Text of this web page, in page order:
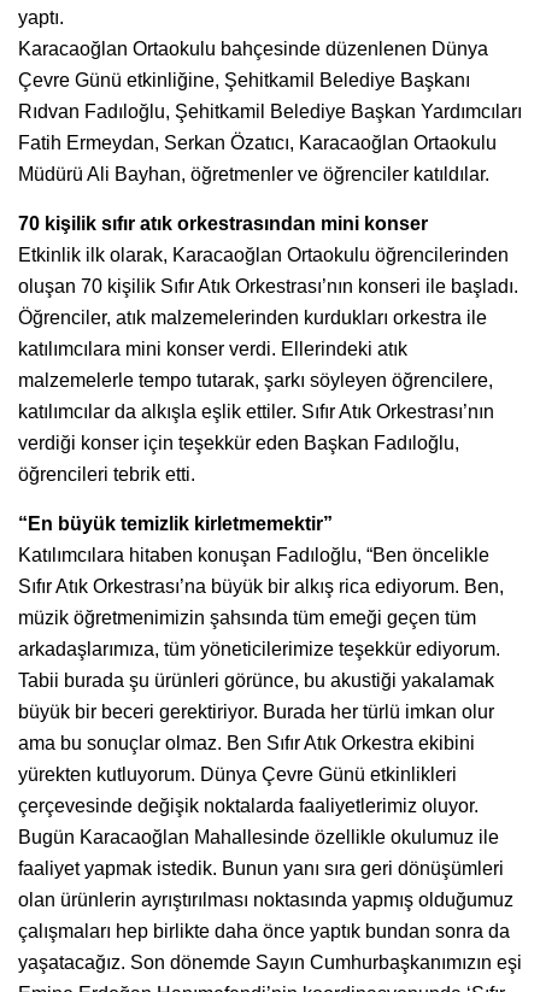
yaptı.
Karacaoğlan Ortaokulu bahçesinde düzenlenen Dünya
Çevre Günü etkinliğine, Şehitkamil Belediye Başkanı
Rıdvan Fadıloğlu, Şehitkamil Belediye Başkan Yardımcıları
Fatih Ermeydan, Serkan Özatıcı, Karacaoğlan Ortaokulu
Müdürü Ali Bayhan, öğretmenler ve öğrenciler katıldılar.
70 kişilik sıfır atık orkestrasından mini konser
Etkinlik ilk olarak, Karacaoğlan Ortaokulu öğrencilerinden
oluşan 70 kişilik Sıfır Atık Orkestrası’nın konseri ile başladı.
Öğrenciler, atık malzemelerinden kurdukları orkestra ile
katılımcılara mini konser verdi. Ellerindeki atık
malzemelerle tempo tutarak, şarkı söyleyen öğrencilere,
katılımcılar da alkışla eşlik ettiler. Sıfır Atık Orkestrası’nın
verdiği konser için teşekkür eden Başkan Fadıloğlu,
öğrencileri tebrik etti.
“En büyük temizlik kirletmemektir”
Katılımcılara hitaben konuşan Fadıloğlu, “Ben öncelikle
Sıfır Atık Orkestrası’na büyük bir alkış rica ediyorum. Ben,
müzik öğretmenimizin şahsında tüm emeği geçen tüm
arkadaşlarımıza, tüm yöneticilerimize teşekkür ediyorum.
Tabii burada şu ürünleri görünce, bu akustiği yakalamak
büyük bir beceri gerektiriyor. Burada her türlü imkan olur
ama bu sonuçlar olmaz. Ben Sıfır Atık Orkestra ekibini
yürekten kutluyorum. Dünya Çevre Günü etkinlikleri
çerçevesinde değişik noktalarda faaliyetlerimiz oluyor.
Bugün Karacaoğlan Mahallesinde özellikle okulumuz ile
faaliyet yapmak istedik. Bunun yanı sıra geri dönüşümleri
olan ürünlerin ayrıştırılması noktasında yapmış olduğumuz
çalışmaları hep birlikte daha önce yaptık bundan sonra da
yaşatacağız. Son dönemde Sayın Cumhurbaşkanımızın eşi